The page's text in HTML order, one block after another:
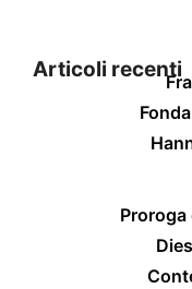
Articoli recenti
Proroga